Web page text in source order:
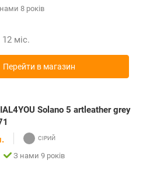
8 років
12 міс.
Перейти в магазин
Solano 5 artleather grey
З нами 9 років